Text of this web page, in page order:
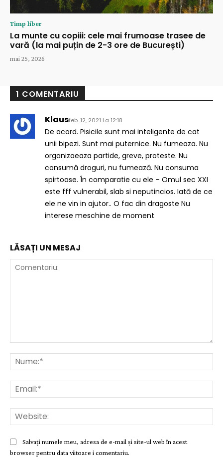
Timp liber
La munte cu copiii: cele mai frumoase trasee de
vară (la mai puțin de 2-3 ore de București)
mai 25, 2026
1 COMENTARIU
Klausfeb. 12, 2021 La 12:18
De acord. Pisicile sunt mai inteligente de cat
unii bipezi. Sunt mai puternice. Nu fumeaza. Nu
organizaeaza partide, greve, proteste. Nu
consumă droguri, nu fumează. Nu consuma
spirtoase. În comparatie cu ele – Omul sec XXI
este fff vulnerabil, slab si neputincios. Iată de ce
ele ne vin in ajutor.. O fac din dragoste Nu
interese meschine de moment
LĂSAȚI UN MESAJ
Salvați numele meu, adresa de e-mail și site-ul web în acest
browser pentru data viitoare i comentariu.